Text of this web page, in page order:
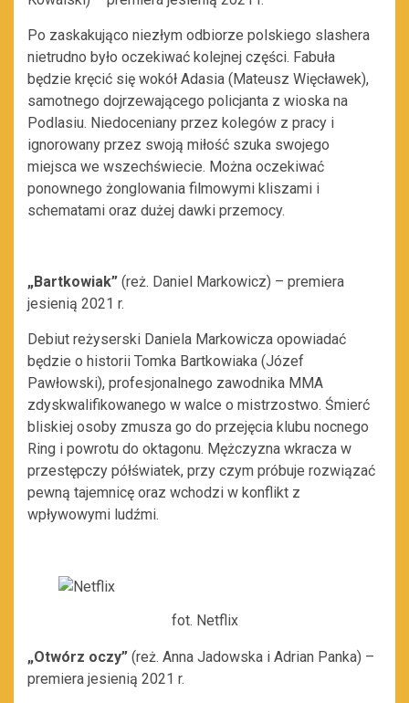
Po zaskakująco niezłym odbiorze polskiego slashera
nietrudno było oczekiwać kolejnej części. Fabuła
będzie kręcić się wokół Adasia (Mateusz Więcławek),
samotnego dojrzewającego policjanta z wioska na
Podlasiu. Niedoceniany przez kolegów z pracy i
ignorowany przez swoją miłość szuka swojego
miejsca we wszechświecie. Można oczekiwać
ponownego żonglowania filmowymi kliszami i
schematami oraz dużej dawki przemocy.
„Bartkowiak” (reż. Daniel Markowicz) – premiera
jesienią 2021 r.
Debiut reżyserski Daniela Markowicza opowiadać
będzie o historii Tomka Bartkowiaka (Józef
Pawłowski), profesjonalnego zawodnika MMA
zdyskwalifikowanego w walce o mistrzostwo. Śmierć
bliskiej osoby zmusza go do przejęcia klubu nocnego
Ring i powrotu do oktagonu. Mężczyzna wkracza w
przestępczy półświatek, przy czym próbuje rozwiązać
pewną tajemnicę oraz wchodzi w konflikt z
wpływowymi ludźmi.
fot. Netflix
„Otwórz oczy” (reż. Anna Jadowska i Adrian Panka) –
premiera jesienią 2021 r.